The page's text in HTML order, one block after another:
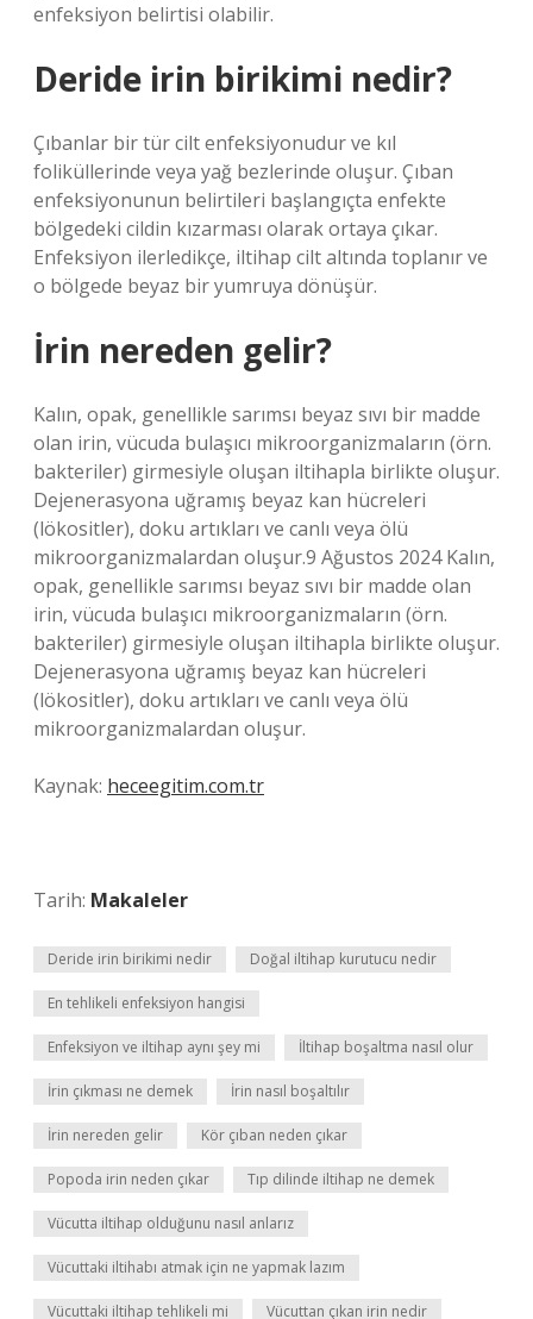
enfeksiyon belirtisi olabilir.
Deride irin birikimi nedir?
Çıbanlar bir tür cilt enfeksiyonudur ve kıl
foliküllerinde veya yağ bezlerinde oluşur. Çıban
enfeksiyonunun belirtileri başlangıçta enfekte
bölgedeki cildin kızarması olarak ortaya çıkar.
Enfeksiyon ilerledikçe, iltihap cilt altında toplanır ve
o bölgede beyaz bir yumruya dönüşür.
İrin nereden gelir?
Kalın, opak, genellikle sarımsı beyaz sıvı bir madde
olan irin, vücuda bulaşıcı mikroorganizmaların (örn.
bakteriler) girmesiyle oluşan iltihapla birlikte oluşur.
Dejenerasyona uğramış beyaz kan hücreleri
(lökositler), doku artıkları ve canlı veya ölü
mikroorganizmalardan oluşur.9 Ağustos 2024 Kalın,
opak, genellikle sarımsı beyaz sıvı bir madde olan
irin, vücuda bulaşıcı mikroorganizmaların (örn.
bakteriler) girmesiyle oluşan iltihapla birlikte oluşur.
Dejenerasyona uğramış beyaz kan hücreleri
(lökositler), doku artıkları ve canlı veya ölü
mikroorganizmalardan oluşur.
Kaynak: heceegitim.com.tr
Tarih: Makaleler
Deride irin birikimi nedir Doğal iltihap kurutucu nedir
En tehlikeli enfeksiyon hangisi
Enfeksiyon ve iltihap aynı şey mi İltihap boşaltma nasıl olur
İrin çıkması ne demek İrin nasıl boşaltılır
İrin nereden gelir Kör çıban neden çıkar
Popoda irin neden çıkar Tıp dilinde iltihap ne demek
Vücutta iltihap olduğunu nasıl anlarız
Vücuttaki iltihabı atmak için ne yapmak lazım
Vücuttaki iltihap tehlikeli mi Vücuttan çıkan irin nedir